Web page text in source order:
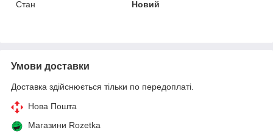
Стан
Новий
Умови доставки
Доставка здійснюється тільки по передоплаті.
Нова Пошта
Магазини Rozetka